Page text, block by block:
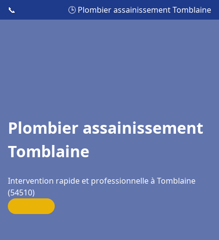
📞 🕒 Plombier assainissement Tomblaine
Plombier assainissement
Tomblaine
Intervention rapide et professionnelle à Tomblaine
(54510)